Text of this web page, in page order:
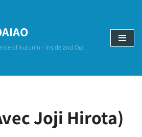
of Autumn - Inside and Out
Joji Hirota)